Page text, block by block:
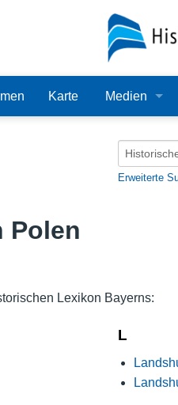
Karte Medien
Audio
Erweiterte
Polen
Lexikon Bayerns:
L